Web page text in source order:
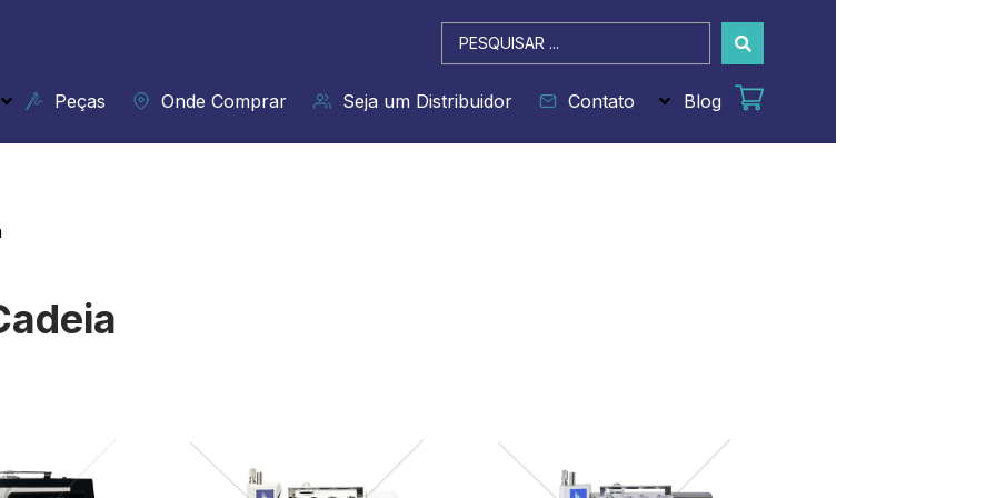
Pesquisar
...
Peças Onde Comprar Seja um Distribuidor Contato Blog